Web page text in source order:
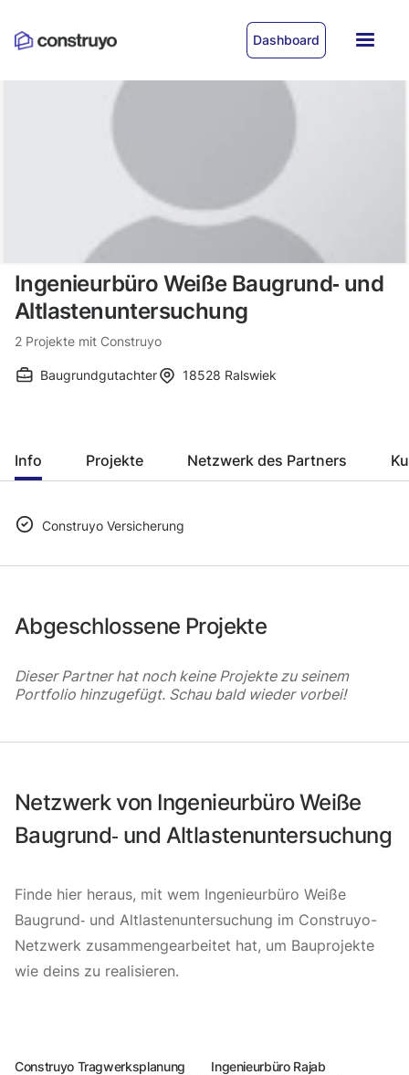
Dashboard
Ingenieurbüro Weiße Baugrund‐ und
Altlastenuntersuchung
2 Projekte mit Construyo
Baugrundgutachter 18528 Ralswiek
Info Projekte Netzwerk des Partners
Construyo Versicherung
Abgeschlossene Projekte
Dieser Partner hat noch keine Projekte zu seinem
Portfolio hinzugefügt. Schau bald wieder vorbei!
Netzwerk von Ingenieurbüro Weiße
Baugrund‐ und Altlastenuntersuchung
Finde hier heraus, mit wem Ingenieurbüro Weiße
Baugrund‐ und Altlastenuntersuchung im Construyo-
Netzwerk zusammengearbeitet hat, um Bauprojekte
wie deins zu realisieren.
Construyo Tragwerksplanung Ingenieurbüro Rajab